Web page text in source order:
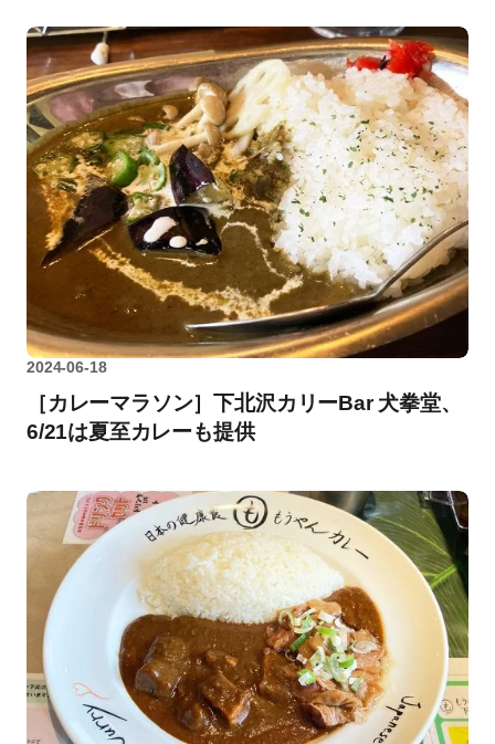
2024-06-18
［カレーマラソン］下北沢カリーBar 犬拳堂、
6/21は夏至カレーも提供